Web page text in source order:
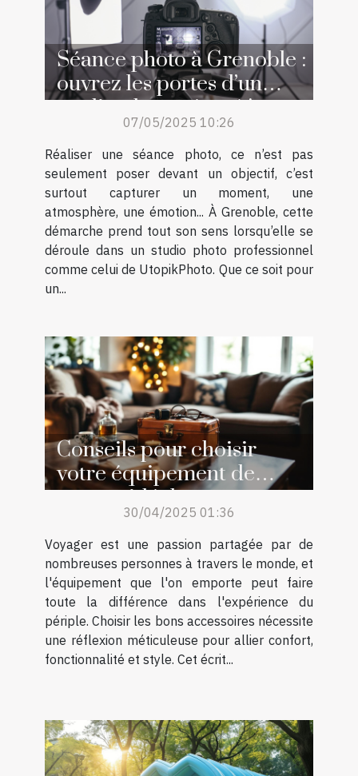
Séance photo à Grenoble :
ouvrez les portes d’un
studio photo réputé !
07/05/2025 10:26
Réaliser une séance photo, ce n’est pas
seulement poser devant un objectif, c’est
surtout capturer un moment, une
atmosphère, une émotion... À Grenoble, cette
démarche prend tout son sens lorsqu’elle se
déroule dans un studio photo professionnel
comme celui de UtopikPhoto. Que ce soit pour
un...
Conseils pour choisir
votre équipement de
voyage idéal
30/04/2025 01:36
Voyager est une passion partagée par de
nombreuses personnes à travers le monde, et
l'équipement que l'on emporte peut faire
toute la différence dans l'expérience du
périple. Choisir les bons accessoires nécessite
une réflexion méticuleuse pour allier confort,
fonctionnalité et style. Cet écrit...